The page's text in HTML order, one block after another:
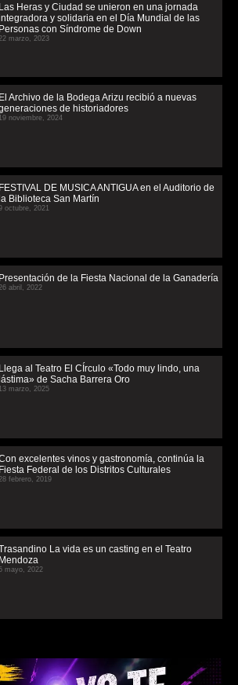
Las Heras y Ciudad se unieron en una jornada
y solidaria en el Día Mundial de las
Personas con Síndrome de Down
22 marzo, 2023
El Archivo de la Bodega Arizu recibió a nuevas
de historiadores
19 noviembre, 2024
FESTIVAL DE MUSICA ANTIGUA en el Auditorio de
Biblioteca San Martín
octubre, 2021
Presentación de la Fiesta Nacional de la Ganadería
26 abril, 2022
Llega al Teatro El CÍrculo «Todo muy lindo, una
de Sacha Barrera Oro
13 marzo, 2025
excelentes vinos y gastronomía, continúa la
Fiesta Federal de los Distritos Culturales
28 febrero, 2019
La vida es un casting en el Teatro
Mendoza
mayo, 2022